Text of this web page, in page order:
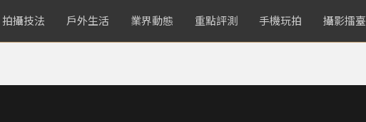
拍攝技法 戶外生活 業界動態 重點評測 手機玩拍 攝影擂臺